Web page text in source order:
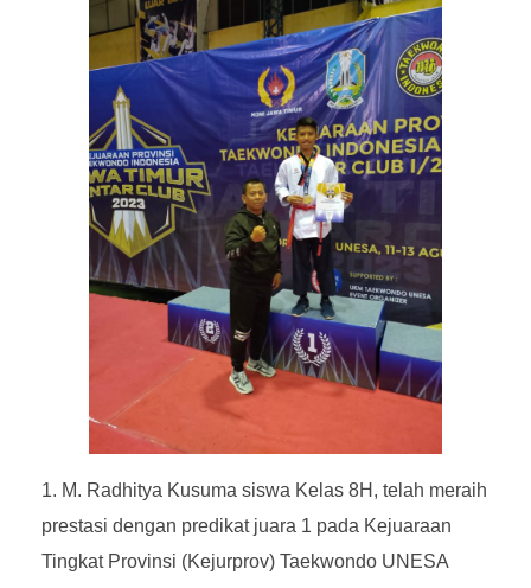
M. Radhitya Kusuma siswa Kelas 8H, telah meraih
prestasi dengan predikat juara 1 pada Kejuaraan
Tingkat Provinsi (Kejurprov) Taekwondo UNESA